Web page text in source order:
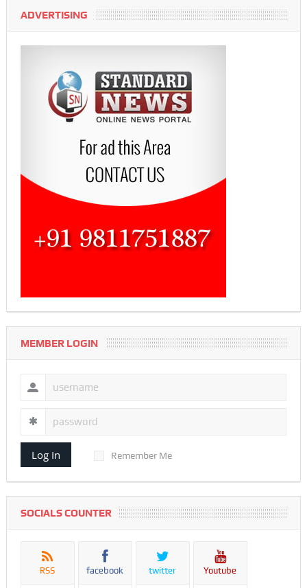
ADVERTISING
MEMBER LOGIN
Log In Remember Me
SOCIALS COUNTER
RSS facebook twitter Youtube